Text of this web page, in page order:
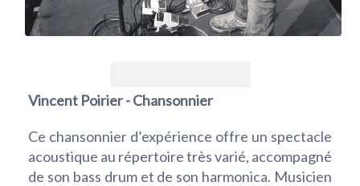
Vincent Poirier - Chansonnier
Ce chansonnier d’expérience offre un spectacle
acoustique au répertoire très varié, accompagné
de son bass drum et de son harmonica. Musicien